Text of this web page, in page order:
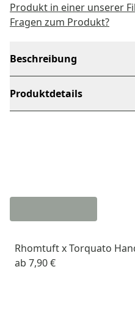
Produkt in einer unserer
Fragen zum Produkt?
Beschreibung
Produktdetails
Rhomtuft x Torquato
ab 7,90 €